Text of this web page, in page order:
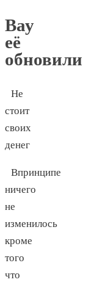
Вау
её
обновили
Не
стоит
своих
денег
Впринципе
ничего
не
изменилось
кроме
того
что